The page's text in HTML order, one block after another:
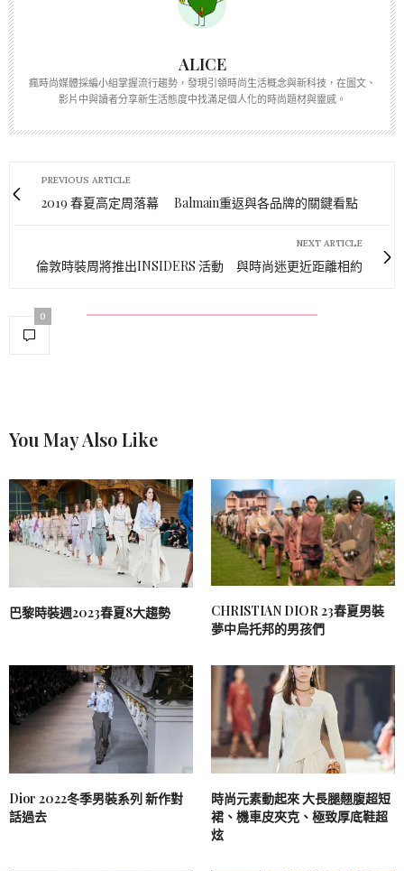
ALICE
瘋時尚媒體採編小組掌握流行趨勢，發現引領時尚生活概念與新科技，在圖文、
影片中與讀者分享新生活態度中找滿足個人化的時尚題材與靈感。
PREVIOUS ARTICLE
2019 春夏高定周落幕 Balmain重返與各品牌的關鍵看點
NEXT ARTICLE
倫敦時裝周將推出INSIDERS 活動 與時尚迷更近距離相約
0
You May Also Like
巴黎時裝週2023春夏8大趨勢
CHRISTIAN DIOR 23春夏男裝
夢中烏托邦的男孩們
Dior 2022冬季男裝系列 新作對
話過去
時尚元素動起來 大長腿翹腹超短
裙、機車皮夾克、極致厚底鞋超
炫